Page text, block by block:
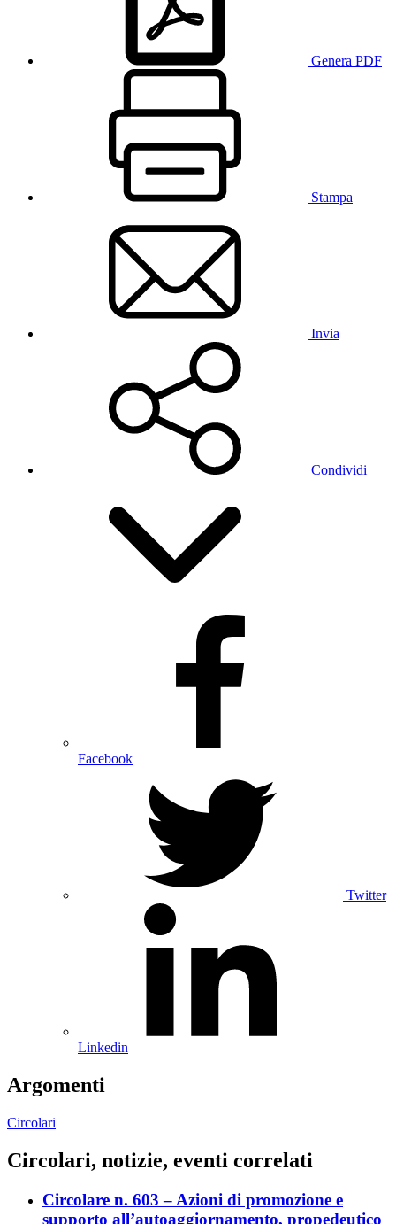
Genera PDF
Stampa
Invia
Condividi
Facebook
Twitter
Linkedin
Argomenti
Circolari
Circolari, notizie, eventi correlati
Circolare n. 603 – Azioni di promozione e
supporto all’autoaggiornamento, propedeutico